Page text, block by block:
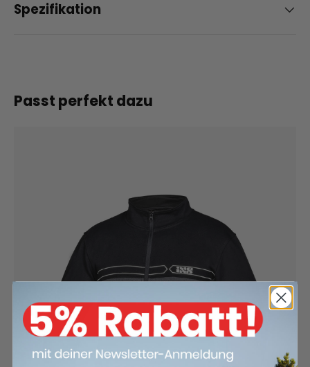
Spezifikation
Passt perfekt dazu